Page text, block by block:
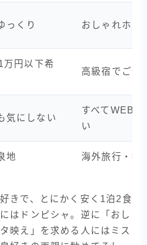
っくり おしゃれホテ
万円以下希
高級宿でご褒
気にしない
すべてWEB完
い
地 海外旅行・都
きで、とにかく安く1泊2食
はドンピシャ。逆に「おし
映え」を求める人にはミス